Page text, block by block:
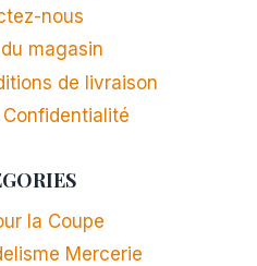
nous
magasin
de livraison
la Coupe
Mercerie